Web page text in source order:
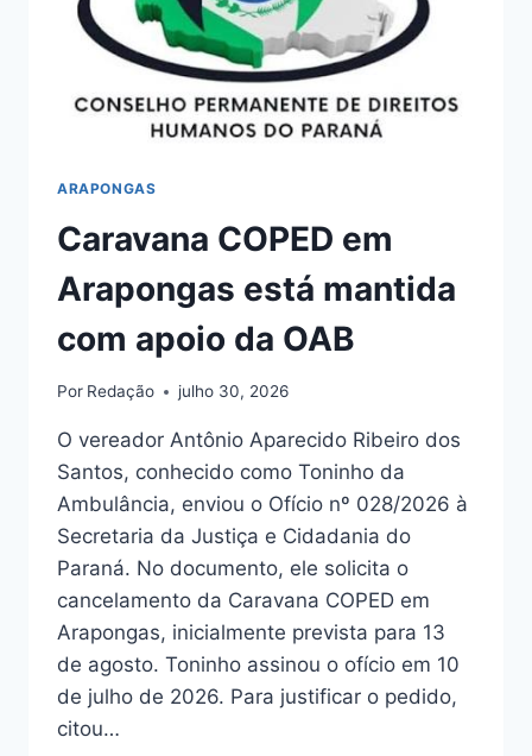
ARAPONGAS
Caravana COPED em
Arapongas está mantida
com apoio da OAB
Por Redação julho 30, 2026
O vereador Antônio Aparecido Ribeiro dos
Santos, conhecido como Toninho da
Ambulância, enviou o Ofício nº 028/2026 à
Secretaria da Justiça e Cidadania do
Paraná. No documento, ele solicita o
cancelamento da Caravana COPED em
Arapongas, inicialmente prevista para 13
de agosto. Toninho assinou o ofício em 10
de julho de 2026. Para justificar o pedido,
citou…